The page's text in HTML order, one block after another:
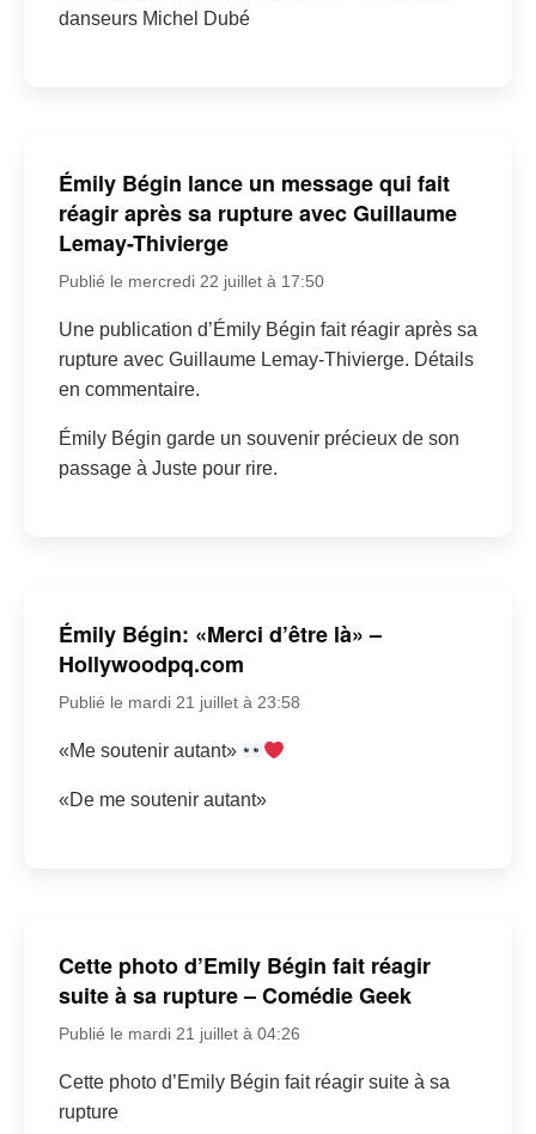
danseurs Michel Dubé
Émily Bégin lance un message qui fait
réagir après sa rupture avec Guillaume
Lemay-Thivierge
Publié le mercredi 22 juillet à 17:50
Une publication d’Émily Bégin fait réagir après sa
rupture avec Guillaume Lemay-Thivierge. Détails
en commentaire.
Émily Bégin garde un souvenir précieux de son
passage à Juste pour rire.
Émily Bégin: «Merci d’être là» –
Hollywoodpq.com
Publié le mardi 21 juillet à 23:58
«Me soutenir autant»
«De me soutenir autant»
Cette photo d’Emily Bégin fait réagir
suite à sa rupture – Comédie Geek
Publié le mardi 21 juillet à 04:26
Cette photo d’Emily Bégin fait réagir suite à sa
rupture